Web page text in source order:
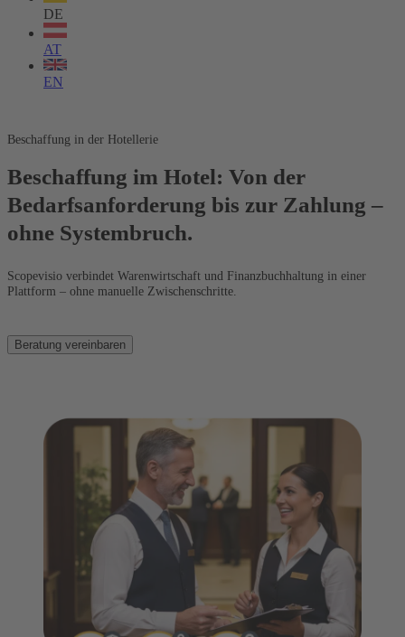
DE
AT
EN
Beschaffung in der Hotellerie
Beschaffung im Hotel: Von der
Bedarfsanforderung bis zur Zahlung –
ohne Systembruch.
Scopevisio verbindet Warenwirtschaft und Finanzbuchhaltung in einer
Plattform – ohne manuelle Zwischenschritte.
Beratung vereinbaren